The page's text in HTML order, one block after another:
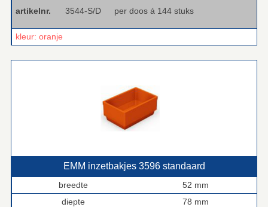
artikelnr. 3544-S/D per doos á 144 stuks
kleur: oranje
EMM inzetbakjes 3596 standaard
breedte
52 mm
diepte
78 mm